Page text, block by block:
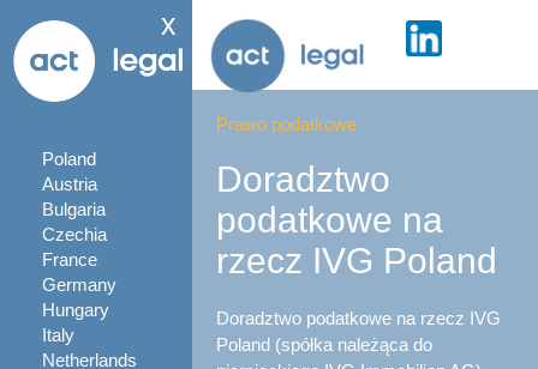
x
Poland
Austria
Bulgaria
Czechia
France
Germany
Hungary
Italy
Netherlands
Prawo podatkowe
Doradztwo
podatkowe na
rzecz IVG Poland
Doradztwo podatkowe na rzecz IVG
Poland (spółka należąca do